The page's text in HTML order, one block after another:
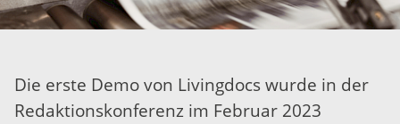
Die erste Demo von Livingdocs wurde in der
Redaktionskonferenz im Februar 2023